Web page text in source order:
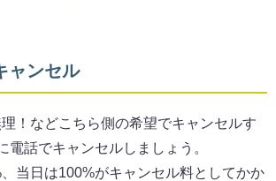
ャンセル
！などこちら側の希望でキャンセルす
電話でキャンセルしましょう。
当日は100%がキャンセル料としてかか